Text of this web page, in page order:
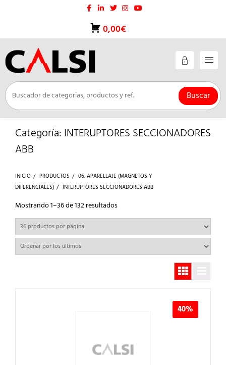
0,00€
Buscar
Categoría: INTERUPTORES SECCIONADORES
ABB
INICIO PRODUCTOS
06. APARELLAJE (MAGNETOS Y
DIFERENCIALES)
INTERUPTORES SECCIONADORES ABB
Mostrando 1–36 de 132 resultadosOrdenado
por
últimos
40%